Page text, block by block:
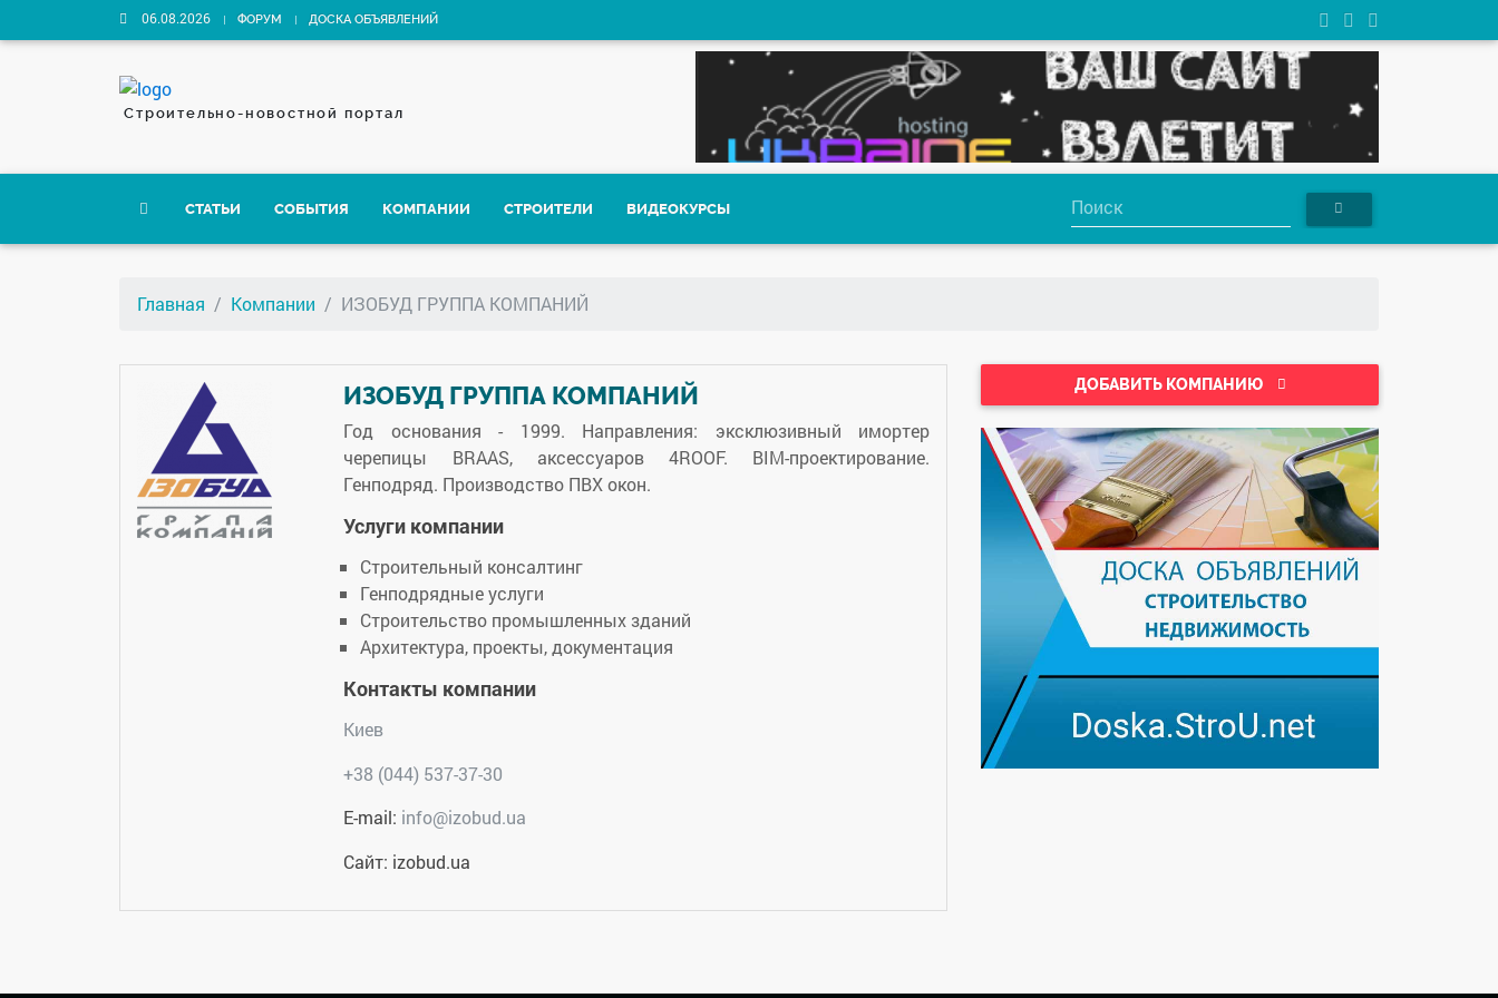
06.08.2026 ФОРУМ ДОСКА ОБЪЯВЛЕНИЙ
Строительно-новостной портал
СТАТЬИ СОБЫТИЯ КОМПАНИИ СТРОИТЕЛИ ВИДЕОКУРСЫ
Главная Компании ИЗОБУД ГРУППА КОМПАНИЙ
ИЗОБУД ГРУППА КОМПАНИЙ
Год основания - 1999. Направления: эксклюзивный имортер
черепицы BRAAS, аксессуаров 4ROOF. BIM-проектирование.
Генподряд. Производство ПВХ окон.
Услуги компании
Строительный консалтинг
Генподрядные услуги
Строительство промышленных зданий
Архитектура, проекты, документация
Контакты компании
Киев
+38 (044) 537-37-30
E-mail: info@izobud.ua
Сайт: izobud.ua
ДОБАВИТЬ КОМПАНИЮ